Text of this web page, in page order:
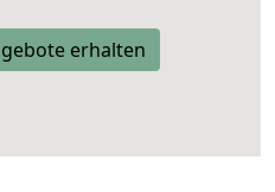
erhalten